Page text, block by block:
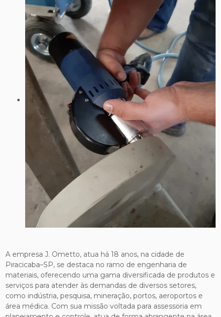
A empresa J. Ometto, atua há 18 anos, na cidade de
Piracicaba–SP, se destaca no ramo de engenharia de
materiais, oferecendo uma gama diversificada de produtos e
serviços para atender às demandas de diversos setores,
como indústria, pesquisa, mineração, portos, aeroportos e
área médica. Com sua missão voltada para assessoria em